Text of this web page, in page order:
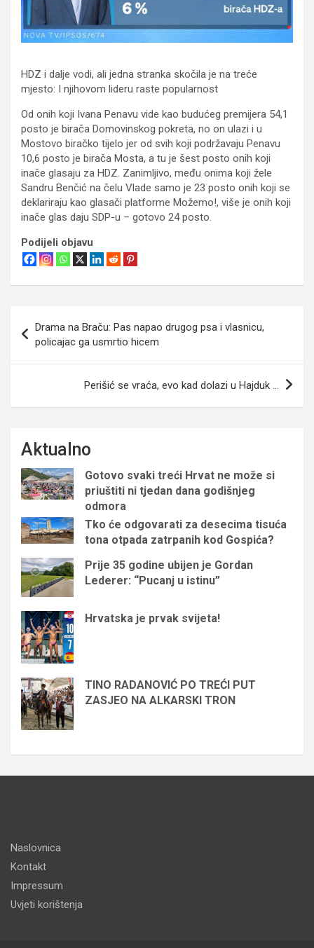
HDZ i dalje vodi, ali jedna stranka skočila je na treće
mjesto: I njihovom lideru raste popularnost
Od onih koji Ivana Penavu vide kao budućeg premijera 54,1
posto je birača Domovinskog pokreta, no on ulazi i u
Mostovo biračko tijelo jer od svih koji podržavaju Penavu
10,6 posto je birača Mosta, a tu je šest posto onih koji
inače glasaju za HDZ. Zanimljivo, među onima koji žele
Sandru Benčić na čelu Vlade samo je 23 posto onih koji se
deklariraju kao glasači platforme Možemo!, više je onih koji
inače glas daju SDP-u – gotovo 24 posto.
Podijeli objavu
objava
Drama na Braču: Pas napao drugog psa i vlasnicu,
policajac ga usmrtio hicem
Perišić se vraća, evo kad dolazi u Hajduk …
Aktualno
Gotovo svaki treći Hrvat ne može si
priuštiti ni tjedan dana godišnjeg
odmora
Tko će odgovarati za desecima tisuća
tona otpada zatrpanih kod Gospića?
Prije 35 godine ubijen je Gordan
Lederer: “Pucanj u istinu”
Hrvatska je prvak svijeta!
TINO RADANOVIĆ PO TREĆI PUT
ZASJEO NA ALKARSKI TRON
Naslovnica
Kontakt
Impressum
Uvjeti korištenja